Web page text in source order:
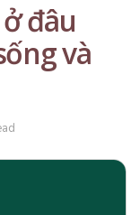
đâu
và